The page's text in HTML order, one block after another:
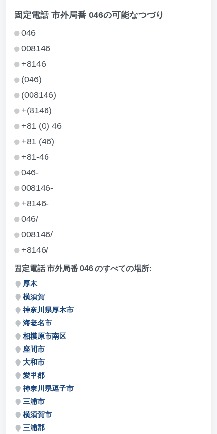
固定電話 市外局番 046の可能なつづり
046
008146
+8146
(046)
(008146)
+(8146)
+81 (0) 46
+81 (46)
+81-46
046-
008146-
+8146-
046/
008146/
+8146/
固定電話 市外局番 046 のすべての場所:
厚木
横須賀
神奈川県厚木市
海老名市
相模原市南区
座間市
大和市
愛甲郡
神奈川県逗子市
三浦市
横須賀市
三浦郡